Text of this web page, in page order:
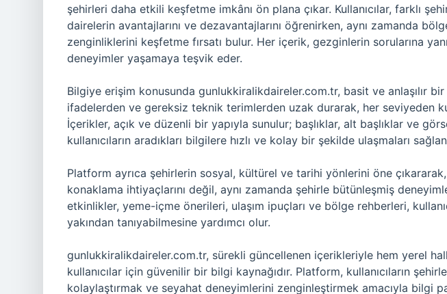
şehirleri daha etkili keşfetme imkânı ön plana çıkar. Kullanıcılar, farklı
dairelerin avantajlarını ve dezavantajlarını öğrenirken, aynı zamanda
zenginliklerini keşfetme fırsatı bulur. Her içerik, gezginlerin sorularına
deneyimler yaşamaya teşvik eder.
Bilgiye erişim konusunda gunlukkiralikdaireler.com.tr, basit ve anlaşılır bir
ifadelerden ve gereksiz teknik terimlerden uzak durarak, her seviyeden
İçerikler, açık ve düzenli bir yapıyla sunulur; başlıklar, alt başlıklar ve
kullanıcıların aradıkları bilgilere hızlı ve kolay bir şekilde ulaşmaları
Platform ayrıca şehirlerin sosyal, kültürel ve tarihi yönlerini öne
konaklama ihtiyaçlarını değil, aynı zamanda şehirle bütünleşmiş
etkinlikler, yeme-içme önerileri, ulaşım ipuçları ve bölge rehberleri,
yakından tanıyabilmesine yardımcı olur.
gunlukkiralikdaireler.com.tr, sürekli güncellenen içerikleriyle hem yerel
kullanıcılar için güvenilir bir bilgi kaynağıdır. Platform, kullanıcıların
kolaylaştırmak ve seyahat deneyimlerini zenginleştirmek amacıyla bilgi